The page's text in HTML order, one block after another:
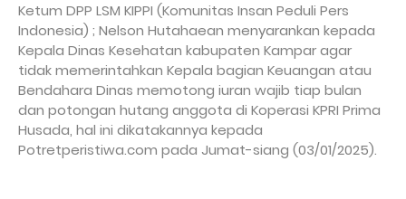
Ketum DPP LSM KIPPI (Komunitas Insan Peduli Pers
Indonesia) ; Nelson Hutahaean menyarankan kepada
Kepala Dinas Kesehatan kabupaten Kampar agar
tidak memerintahkan Kepala bagian Keuangan atau
Bendahara Dinas memotong iuran wajib tiap bulan
dan potongan hutang anggota di Koperasi KPRI Prima
Husada, hal ini dikatakannya kepada
Potretperistiwa.com pada Jumat-siang (03/01/2025).